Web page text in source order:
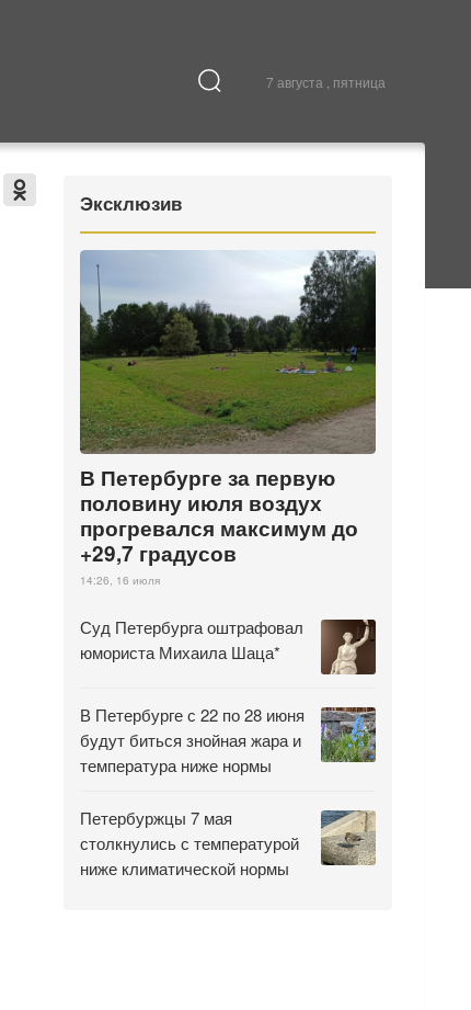
7 августа , пятница
Культура
Эксклюзив
В Петербурге за первую
половину июля воздух
прогревался максимум до
+29,7 градусов
14:26, 16 июля
Суд Петербурга оштрафовал
юмориста Михаила Шаца*
В Петербурге с 22 по 28 июня
будут биться знойная жара и
температура ниже нормы
Петербуржцы 7 мая
столкнулись с температурой
ниже климатической нормы